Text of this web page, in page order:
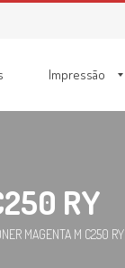
Impressão
RY
MAGENTA M C250 RY